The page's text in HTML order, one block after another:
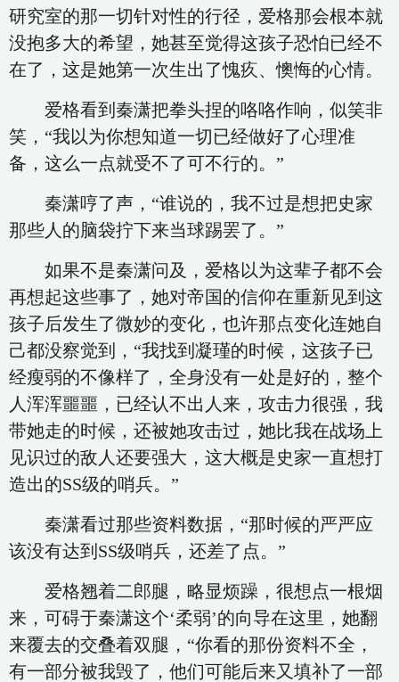
研究室的那一切针对性的行径，爱格那会根本就
没抱多大的希望，她甚至觉得这孩子恐怕已经不
在了，这是她第一次生出了愧疚、懊悔的心情。
爱格看到秦潇把拳头捏的咯咯作响，似笑非
笑，“我以为你想知道一切已经做好了心理准
备，这么一点就受不了可不行的。”
秦潇哼了声，“谁说的，我不过是想把史家
那些人的脑袋拧下来当球踢罢了。”
如果不是秦潇问及，爱格以为这辈子都不会
再想起这些事了，她对帝国的信仰在重新见到这
孩子后发生了微妙的变化，也许那点变化连她自
己都没察觉到，“我找到凝瑾的时候，这孩子已
经瘦弱的不像样了，全身没有一处是好的，整个
人浑浑噩噩，已经认不出人来，攻击力很强，我
带她走的时候，还被她攻击过，她比我在战场上
见识过的敌人还要强大，这大概是史家一直想打
造出的SS级的哨兵。”
秦潇看过那些资料数据，“那时候的严严应
该没有达到SS级哨兵，还差了点。”
爱格翘着二郎腿，略显烦躁，很想点一根烟
来，可碍于秦潇这个‘柔弱’的向导在这里，她翻
来覆去的交叠着双腿，“你看的那份资料不全，
有一部分被我毁了，他们可能后来又填补了一部